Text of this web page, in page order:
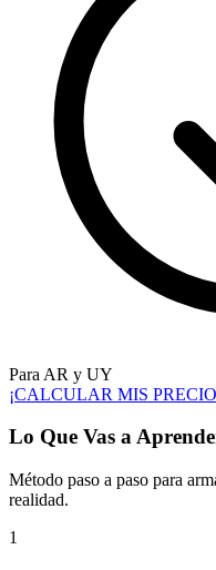
Para AR y UY
¡CALCULAR MIS
Lo Que Vas a
Método paso a paso para
realidad.
1